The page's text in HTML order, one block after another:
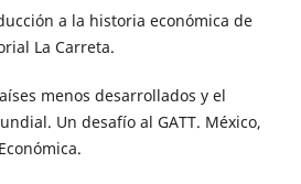
a la historia económica de
La Carreta.
menos desarrollados y el
Un desafío al GATT. México,